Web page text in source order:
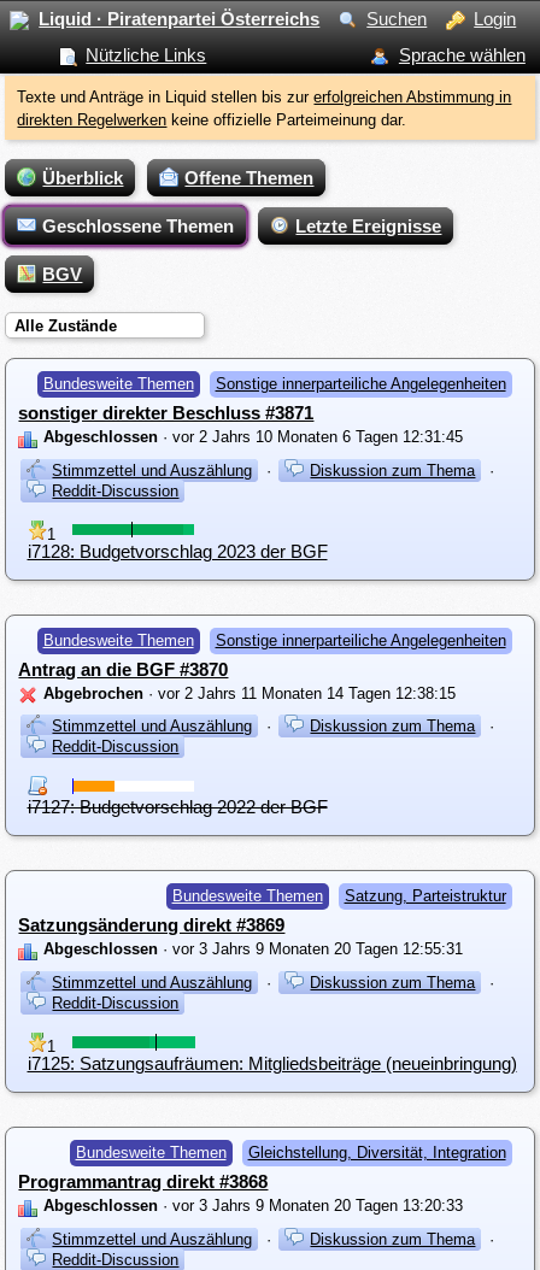
Liquid · Piratenpartei Österreichs Suchen
Login
Nützliche Links
Sprache wählen
Texte und Anträge in Liquid stellen bis zurerfolgreichen Abstimmung in
direkten Regelwerken keine offizielle Parteimeinung dar.
Überblick Offene Themen
Geschlossene Themen Letzte Ereignisse
BGV
Alle Zustände
Bundesweite Themen Sonstige innerparteiliche Angelegenheiten
sonstiger direkter Beschluss #3871
Abgeschlossen · vor 2 Jahrs 10 Monaten 6 Tagen 12:31:45
Stimmzettel und Auszählung
· Diskussion zum Thema
·
Reddit-Discussion
1
i7128: Budgetvorschlag 2023 der BGF
Bundesweite Themen Sonstige innerparteiliche Angelegenheiten
Antrag an die BGF #3870
Abgebrochen · vor 2 Jahrs 11 Monaten 14 Tagen 12:38:15
Stimmzettel und Auszählung
· Diskussion zum Thema
·
Reddit-Discussion
i7127: Budgetvorschlag 2022 der BGF
Bundesweite Themen Satzung, Parteistruktur
Satzungsänderung direkt #3869
Abgeschlossen · vor 3 Jahrs 9 Monaten 20 Tagen 12:55:31
Stimmzettel und Auszählung
· Diskussion zum Thema
·
Reddit-Discussion
1
i7125: Satzungsaufräumen: Mitgliedsbeiträge (neueinbringung)
Bundesweite Themen Gleichstellung, Diversität, Integration
Programmantrag direkt #3868
Abgeschlossen · vor 3 Jahrs 9 Monaten 20 Tagen 13:20:33
Stimmzettel und Auszählung
· Diskussion zum Thema
·
Reddit-Discussion